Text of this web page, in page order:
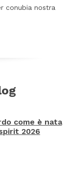
conubia nostra
come è nata
2026